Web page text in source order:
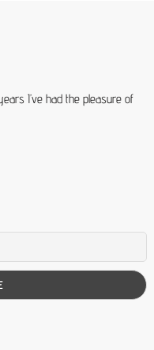
I’ve had the pleasure of